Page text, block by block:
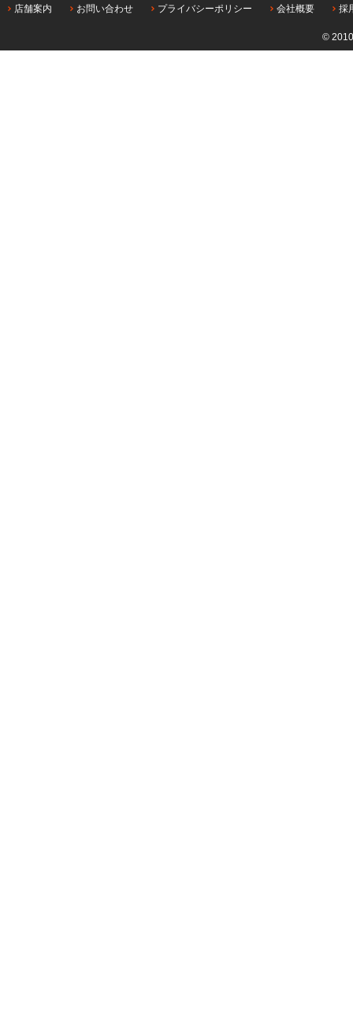
店舗案内 お問い合わせ プライバシーポリシー 会社概要 採
©